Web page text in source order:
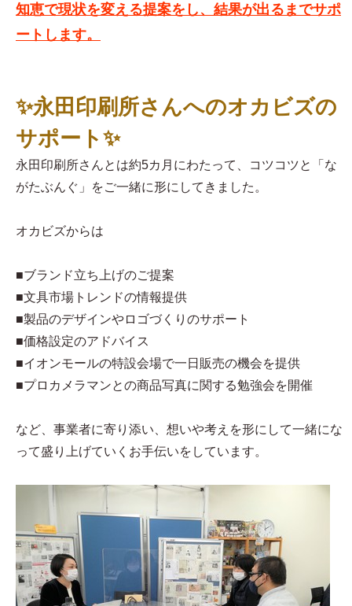
知恵で現状を変える提案をし、結果が出るまでサポ
ートします。
✨永田印刷所さんへのオカビズの
サポート✨
永田印刷所さんとは約5カ月にわたって、コツコツと「な
がたぶんぐ」をご一緒に形にしてきました。
オカビズからは
■ブランド立ち上げのご提案
■文具市場トレンドの情報提供
■製品のデザインやロゴづくりのサポート
■価格設定のアドバイス
■イオンモールの特設会場で一日販売の機会を提供
■プロカメラマンとの商品写真に関する勉強会を開催
など、事業者に寄り添い、想いや考えを形にして一緒にな
って盛り上げていくお手伝いをしています。